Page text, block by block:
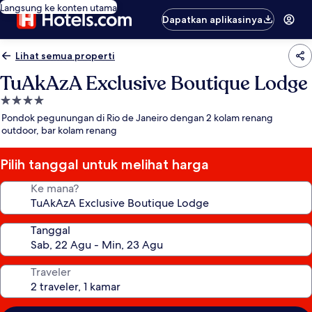
Langsung ke konten utama
Dapatkan aplikasinya
Lihat semua properti
TuAkAzA Exclusive Boutique Lodge
Properti
bintang
4.0
Pondok pegunungan di Rio de Janeiro dengan 2 kolam renang
outdoor, bar kolam renang
Pilih tanggal untuk melihat harga
Ke mana?
Tanggal
Traveler